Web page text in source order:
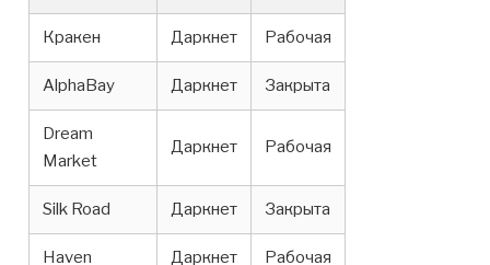
Кракен Даркнет Рабочая
AlphaBay Даркнет Закрыта
Dream
Market
Даркнет Рабочая
Silk Road Даркнет Закрыта
Haven Даркнет Рабочая